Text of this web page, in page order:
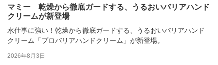
マミー 乾燥から徹底ガードする、うるおいバリアハンド
クリームが新登場
水仕事に強い！乾燥から徹底ガードする、うるおいバリアハンド
クリーム「プロバリアハンドクリーム」が新登場。
2026年8月3日